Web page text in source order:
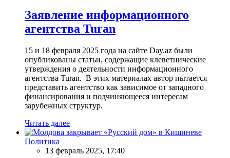
Заявление информационного
агентства Turan
15 и 18 февраля 2025 года на сайте Day.az были
опубликованы статьи, содержащие клеветнические
утверждения о деятельности информационного
агентства Turan. В этих материалах автор пытается
представить агентство как зависимое от западного
финансирования и подчиняющееся интересам
зарубежных структур.
Читать далее
Политика
13 февраль 2025, 17:40